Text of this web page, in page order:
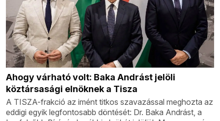
Ahogy várható volt: Baka Andrást jelöli
köztársasági elnöknek a Tisza
A TISZA-frakció az imént titkos szavazással meghozta az
eddigi egyik legfontosabb döntését: Dr. Baka Andrást, a